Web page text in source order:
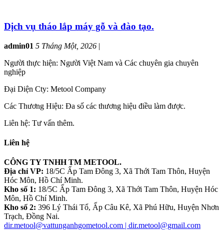
Dịch vụ tháo lắp máy gỗ và đào tạo.
admin01 5 Tháng Một, 2026 |
Người thực hiện: Người Việt Nam và Các chuyên gia chuyên
nghiệp
Đại Diện Cty: Metool Company
Các Thương Hiệu: Đa số các thương hiệu điều làm được.
Liên hệ: Tư vấn thêm.
Liên hệ
CÔNG TY TNHH TM METOOL.
Địa chỉ VP: 18/5C Ấp Tam Đông 3, Xã Thới Tam Thôn, Huyện
Hóc Môn, Hồ Chí Minh.
Kho số 1: 18/5C Ấp Tam Đông 3, Xã Thới Tam Thôn, Huyện Hóc
Môn, Hồ Chí Minh.
Kho số 2: 396 Lý Thái Tổ, Ấp Câu Kê, Xã Phú Hữu, Huyện Nhơn
Trạch, Đồng Nai.
dir.metool@vattunganhgometool.com | dir.metool@gmail.com